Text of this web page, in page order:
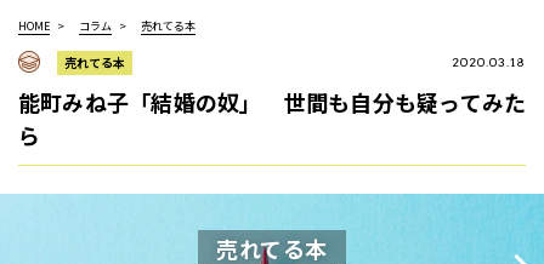
HOME コラム 売れてる本
売れてる本 2020.03.18
能町みね子「結婚の奴」 世間も自分も疑ってみた
ら
売れてる本